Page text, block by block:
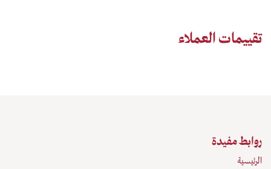
تقييمات العملاء
روابط مفيدة
الرئيسية